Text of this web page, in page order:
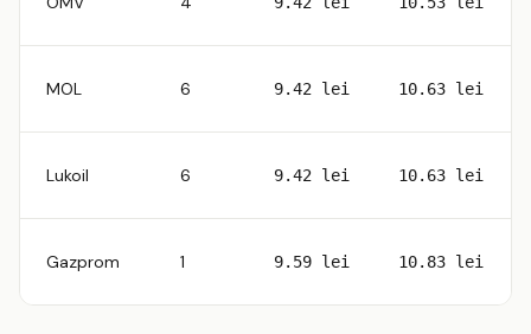
MOL 6 9.42 lei 10.63 lei
Lukoil 6 9.42 lei 10.63 lei
Gazprom 1 9.59 lei 10.83 lei